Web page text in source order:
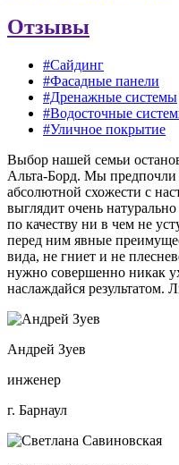
Отзывы
#Сайдинг
#Фасадные панели
#Дренажные системы
#Водосточные
#Уличное покрытие
Выбор нашей семьи
Альта-Борд. Мы предпочли
абсолютной схожести с
выглядит очень
по качеству ни в чем не
перед ним явные
вида, не гниет и не
нужно совершенно никак
наслаждайся результатом.
Андрей Зуев
инженер
г. Барнаул